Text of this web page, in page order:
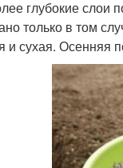
глубокие
только в том
и сухая. Осенняя